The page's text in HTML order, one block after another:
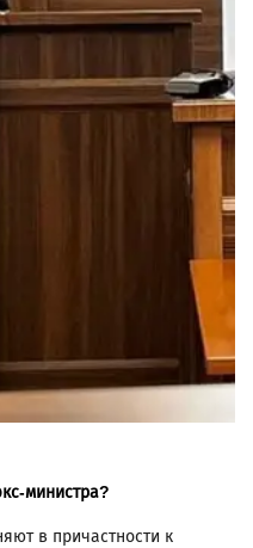
министра?
в причастности к